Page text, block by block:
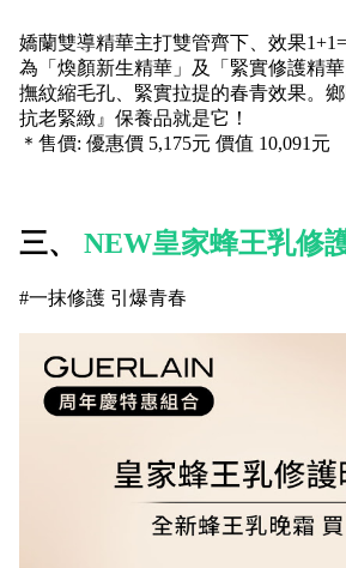
嬌蘭雙導精華主打雙管齊下、效果
為「煥顏新生精華」及「緊實修護精華
撫紋縮毛孔、緊實拉提的春青效果。
抗老緊緻』保養品就是它！
＊售價: 優惠價 5,175元 價值 10,091元
三、 NEW皇家蜂王乳修
#一抹修護 引爆青春